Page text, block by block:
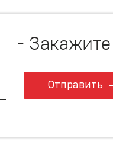
-
Отправить